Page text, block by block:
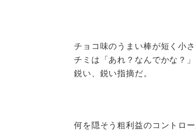
チョコ味のうまい棒が短く小
チミは「あれ？なんでかな？
鋭い、鋭い指摘だ。
何を隠そう粗利益のコントロ